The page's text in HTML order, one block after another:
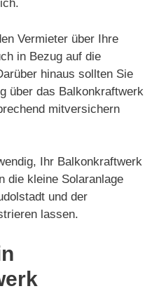
Vermieter über Ihre
in Bezug auf die
hinaus sollten Sie
über das Balkonkraftwerk
mitversichern
Ihr Balkonkraftwerk
die kleine Solaranlage
und der
lassen.